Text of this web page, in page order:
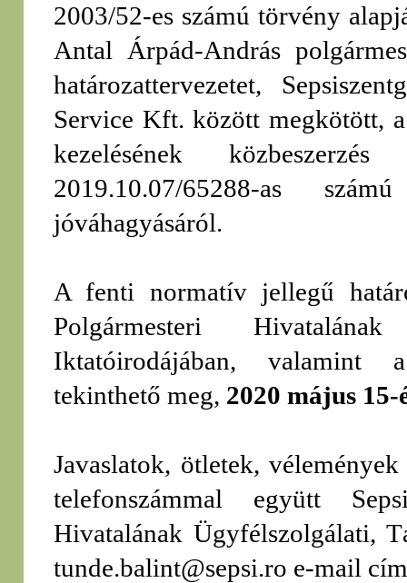
2003/52-es számú törvény
Antal Árpád-András
határozattervezetet,
Service Kft. között megkötött,
kezelésének
2019.10.07/65288-as
jóváhagyásáról.
A fenti normatív jellegű
Polgármesteri
Iktatóirodájában,
tekinthető meg, 2020 május 15-
Javaslatok, ötletek,
telefonszámmal együtt
Hivatalának Ügyfélszolgálati,
tunde.balint@sepsi.ro e-mail